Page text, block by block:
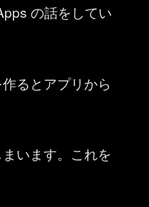
の話をしてい
るとアプリから
います。これを